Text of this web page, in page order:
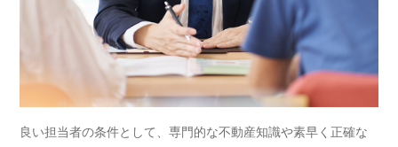
良い担当者の条件として、専門的な不動産知識や素早く正確な